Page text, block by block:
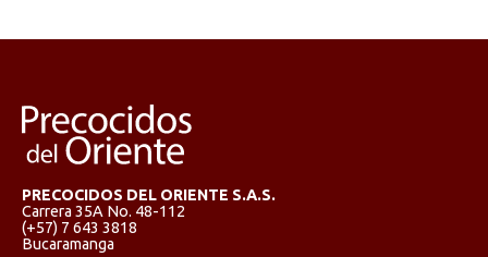
PRECOCIDOS DEL ORIENTE S.A.S.
Carrera 35A No. 48-112
(+57) 7 643 3818
Bucaramanga